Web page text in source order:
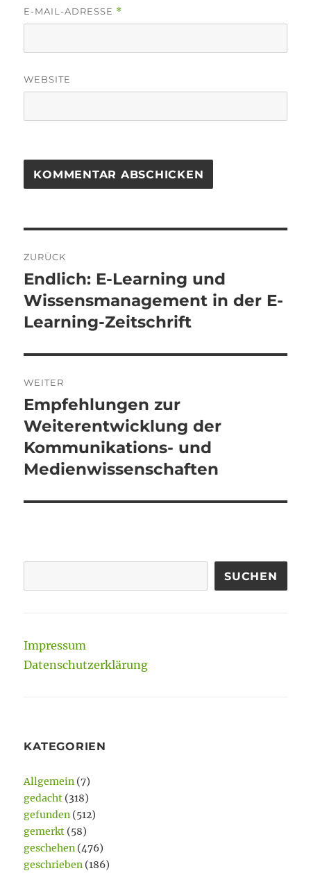
E-MAIL-ADRESSE *
WEBSITE
ZURÜCK
Vorheriger
Beitrag:
Endlich: E-Learning und
Wissensmanagement in der E-
Learning-Zeitschrift
WEITER
Nächster
Beitrag:
Empfehlungen zur
Weiterentwicklung der
Kommunikations- und
Medienwissenschaften
SUCHEN
Impressum
Datenschutzerklärung
KATEGORIEN
Allgemein (7)
gedacht (318)
gefunden (512)
gemerkt (58)
geschehen (476)
geschrieben (186)